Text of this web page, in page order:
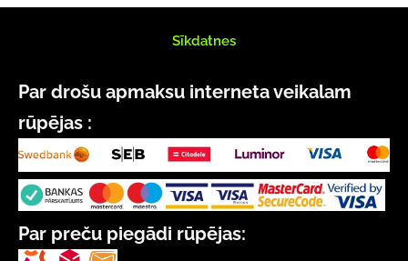
Sīkdatnes
Par drošu apmaksu interneta veikalam
rūpējas :
Par preču piegādi rūpējas: